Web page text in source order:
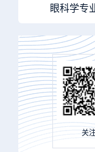
眼科学专
关